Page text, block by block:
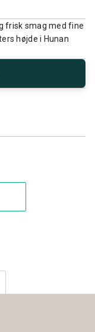
frisk smag med fine
højde i Hunan